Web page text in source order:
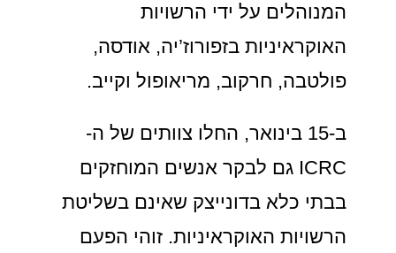
המנוהלים על ידי הרשויות
האוקראיניות בזפורוז’יה, אודסה,
פולטבה, חרקוב, מריאופול וקייב.
ב-15 בינואר, החלו צוותים של ה-
ICRC גם לבקר אנשים המוחזקים
בבתי כלא בדונייצק שאינם בשליטת
הרשויות האוקראיניות. זוהי הפעם